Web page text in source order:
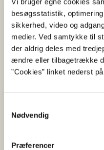
besøgsstatistik,
sikkerhed, video og
medier. Ved samtykke til
der aldrig deles med
ændre eller tilbagetrække
”Cookies” linket nederst
Nødvendig
Præferencer
Limfjorden Vest
Limfjorden Øst
Fjord